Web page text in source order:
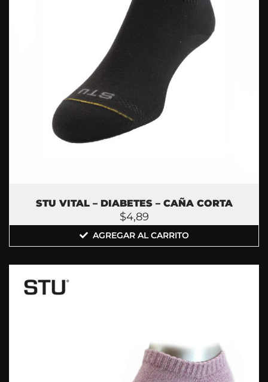
STU VITAL – DIABETES – CAÑA CORTA
$4,89
AGREGAR AL CARRITO